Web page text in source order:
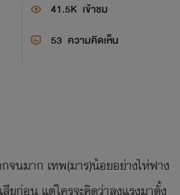
41.5K เข้าชม
53 ความคิดเห็น
จนมาก เทพ(มาร)น้อยอย่างไห่ฟาง
สียก่อน แต่ใครจะคิดว่าลงแรงมาตั้ง